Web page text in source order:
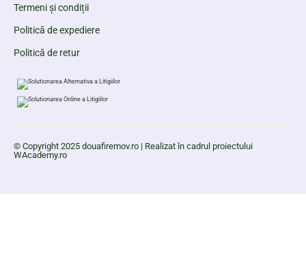
Termeni și condiții
Politică de expediere
Politică de retur
© Copyright 2025 douafiremov.ro | Realizat în cadrul proiectului
WAcademy.ro